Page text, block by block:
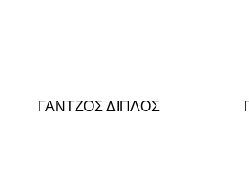
ΓΑΝΤΖΟΣ ΔΙΠΛΟΣ